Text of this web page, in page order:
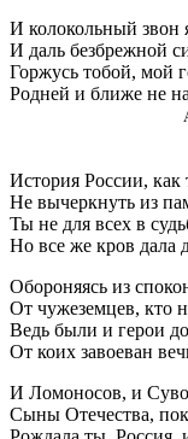
И колокольный звон
И даль безбрежной
Горжусь тобой, мой
Родней и ближе не
История России,
Не вычеркнуть из
Ты не для всех в
Но все же кров дала
Обороняясь из
От чужеземцев, кто
Ведь были и герои
От коих завоеван
И Ломоносов, и
Сыны Отечества,